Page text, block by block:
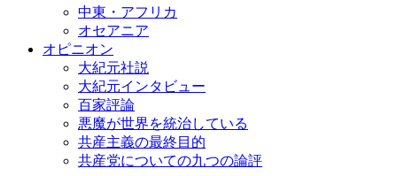
中東・アフリカ
オセアニア
オピニオン
大紀元社説
大紀元インタビュー
百家評論
悪魔が世界を統治している
共産主義の最終目的
共産党についての九つの論評